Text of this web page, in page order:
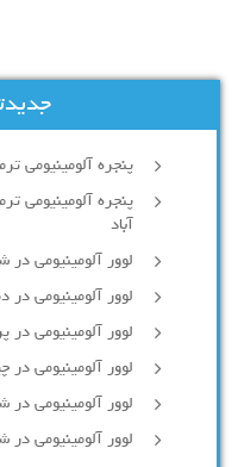
پنجره آلومینیومی
پنجره
آباد
لوور آلومینیومی
لوور آلومینیومی در
لوور آلومینیومی در
لوور آلومینیومی در
لوور آلومینیومی در
لوور آلومينيومي در